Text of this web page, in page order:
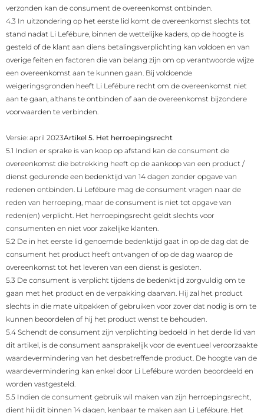
verzonden kan de consument de overeenkomst ontbinden.
4.3 In uitzondering op het eerste lid komt de overeenkomst slechts tot
stand nadat Li Lefébure, binnen de wettelijke kaders, op de hoogte is
gesteld of de klant aan diens betalingsverplichting kan voldoen en van
overige feiten en factoren die van belang zijn om op verantwoorde wijze
een overeenkomst aan te kunnen gaan. Bij voldoende
weigeringsgronden heeft Li Lefébure recht om de overeenkomst niet
aan te gaan, althans te ontbinden of aan de overeenkomst bijzondere
voorwaarden te verbinden.
Versie: april 2023Artikel 5. Het herroepingsrecht
5.1 Indien er sprake is van koop op afstand kan de consument de
overeenkomst die betrekking heeft op de aankoop van een product /
dienst gedurende een bedenktijd van 14 dagen zonder opgave van
redenen ontbinden. Li Lefébure mag de consument vragen naar de
reden van herroeping, maar de consument is niet tot opgave van
reden(en) verplicht. Het herroepingsrecht geldt slechts voor
consumenten en niet voor zakelijke klanten.
5.2 De in het eerste lid genoemde bedenktijd gaat in op de dag dat de
consument het product heeft ontvangen of op de dag waarop de
overeenkomst tot het leveren van een dienst is gesloten.
5.3 De consument is verplicht tijdens de bedenktijd zorgvuldig om te
gaan met het product en de verpakking daarvan. Hij zal het product
slechts in die mate uitpakken of gebruiken voor zover dat nodig is om te
kunnen beoordelen of hij het product wenst te behouden.
5.4 Schendt de consument zijn verplichting bedoeld in het derde lid van
dit artikel, is de consument aansprakelijk voor de eventueel veroorzaakte
waardevermindering van het desbetreffende product. De hoogte van de
waardevermindering kan enkel door Li Lefébure worden beoordeeld en
worden vastgesteld.
5.5 Indien de consument gebruik wil maken van zijn herroepingsrecht,
dient hij dit binnen 14 dagen, kenbaar te maken aan Li Lefébure. Het